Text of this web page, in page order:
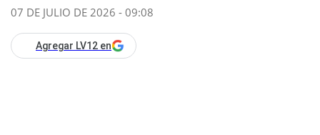
07 DE JULIO DE 2026 - 09:08
Agregar LV12 en